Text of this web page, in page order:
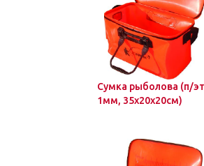
Сумка рыболова (п/эт -
1мм, 35х20х20см)